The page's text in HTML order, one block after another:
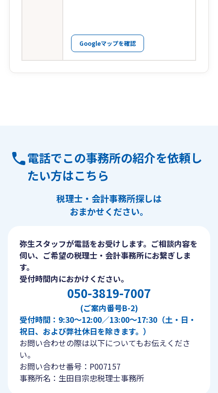
Googleマップを確認
電話でこの事務所の紹介を依頼し
たい方はこちら
税理士・会計事務所探しは
おまかせください。
弥生スタッフが電話をお受けします。ご相談内容を
伺い、ご希望の税理士・会計事務所にお繋ぎしま
す。
受付時間内におかけください。
050-3819-7007
(ご案内番号B-2)
受付時間：9:30〜12:00／13:00〜17:30（土・日・
祝日、および弊社休日を除きます。）
お問い合わせの際は以下についてもお伝えくださ
い。
お問い合わせ番号：P007157
事務所名：生田目宗忠税理士事務所